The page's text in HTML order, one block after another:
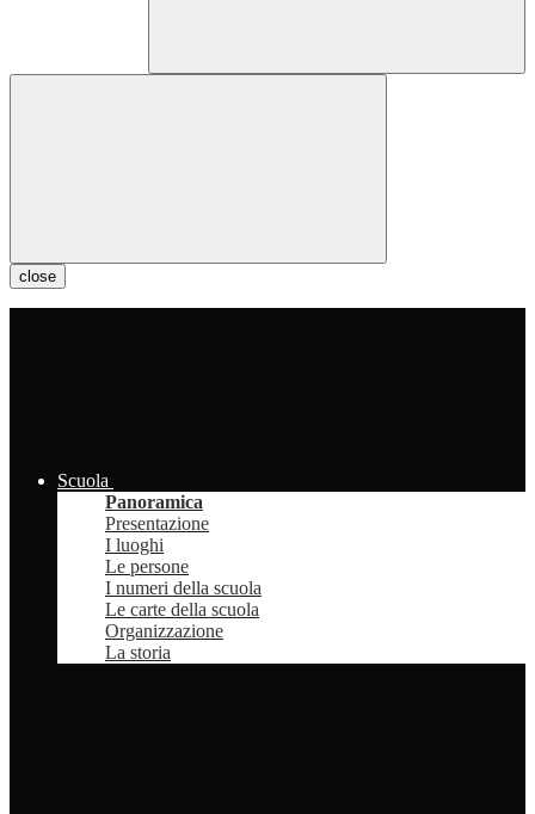
close
Scuola
Panoramica
Presentazione
I luoghi
Le persone
I numeri della scuola
Le carte della scuola
Organizzazione
La storia